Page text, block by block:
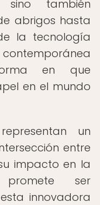
sino también
abrigos hasta
la tecnología
en que
en el mundo
un
entre
impacto en la
promete ser
innovadora